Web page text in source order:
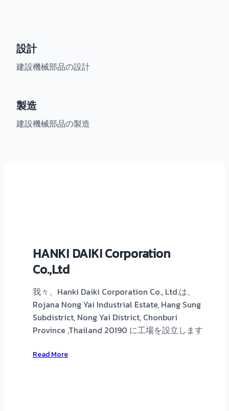
設計
建設機械部品の設計
製造
建設機械部品の製造
HANKI DAIKI Corporation
Co.,Ltd
我々、Hanki Daiki Corporation Co., Ltd.は、
Rojana Nong Yai Industrial Estate, Hang Sung
Subdistrict, Nong Yai District, Chonburi
Province ,Thailand 20190 に工場を設立します
Read More